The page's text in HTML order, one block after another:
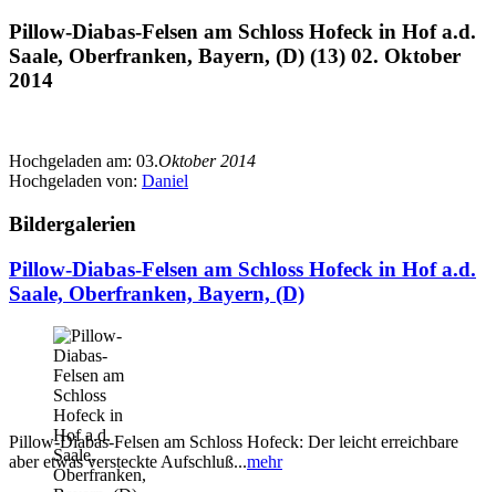
Pillow-Diabas-Felsen am Schloss Hofeck in Hof a.d.
Saale, Oberfranken, Bayern, (D) (13) 02. Oktober
2014
Hochgeladen am: 03.Oktober 2014
Hochgeladen von: Daniel
Bildergalerien
Pillow-Diabas-Felsen am Schloss Hofeck in Hof a.d.
Saale, Oberfranken, Bayern, (D)
Pillow-Diabas-Felsen am Schloss Hofeck: Der leicht erreichbare
aber etwas versteckte Aufschluß...mehr